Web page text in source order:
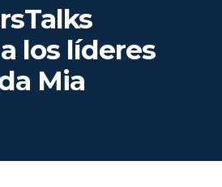
los líderes
Mia